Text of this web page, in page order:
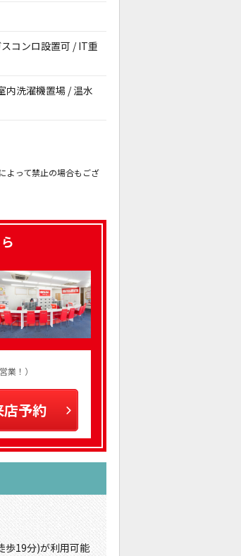
コンロ設置可 / IT重
内洗濯機置場 / 温水
よって禁止の場合もござ
業！）
予約
歩19分)が利用可能